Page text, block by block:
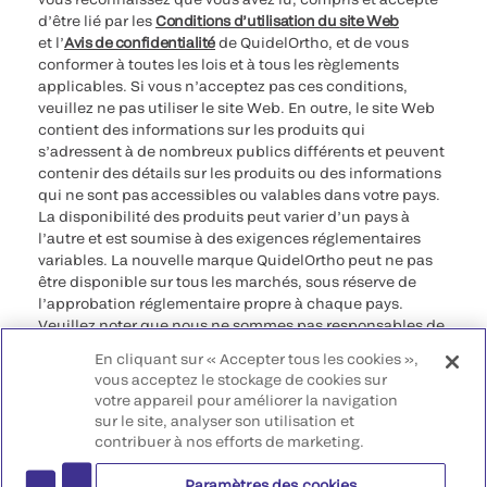
d’être lié par lesConditions d’utilisation du site Web
et l’Avis de confidentialitéde QuidelOrtho, et de vous
conformer à toutes les lois et à tous les règlements
applicables. Si vous n’acceptez pas ces conditions,
veuillez ne pas utiliser le site Web. En outre, le site Web
contient des informations sur les produits qui
s’adressent à de nombreux publics différents et peuvent
contenir des détails sur les produits ou des informations
qui ne sont pas accessibles ou valables dans votre pays.
La disponibilité des produits peut varier d’un pays à
l’autre et est soumise à des exigences réglementaires
variables. La nouvelle marque QuidelOrtho peut ne pas
être disponible sur tous les marchés, sous réserve de
l’approbation réglementaire propre à chaque pays.
Veuillez noter que nous ne sommes pas responsables de
conformes à une procédure légale, à une
réglementation, à un enregistrement ou à un usage dans
votre pays d’origine.
©2026 QuidelOrtho Corporation. Tous droits réservés.
En cliquant sur « Accepter tous les cookies »,
vous acceptez le stockage de cookies sur
votre appareil pour améliorer la navigation
sur le site, analyser son utilisation et
contribuer à nos efforts de marketing.